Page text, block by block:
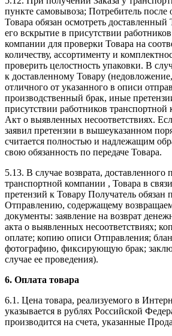
пункте самовывоза; Потребитель после
Товара обязан осмотреть доставленный
его вскрытие в присутствии
компании для проверки Товара на
количеству, ассортименту и
проверить целостность упаковки. В
к доставленному Товару
отличного от указанного в описи
производственный брак, иные
присутствии работников транспортной
Акт о выявленных несоответствиях.
заявил претензии в вышеуказанном
считается полностью и надлежащим
свою обязанность по передаче Товара.
5.13. В случае возврата, доставленного
транспортной компании , Товара в
претензий к Товару Получатель обязан
Отправлению, содержащему
документы: заявление на возврат
акта о выявленных несоответствиях;
оплате; копию описи Отправления;
фотографию, фиксирующую брак;
случае ее проведения).
6. Оплата товара
6.1. Цена товара, реализуемого в
указывается в рублях Российской
производится на счета, указанные